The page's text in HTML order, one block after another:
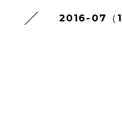
2016-07（1